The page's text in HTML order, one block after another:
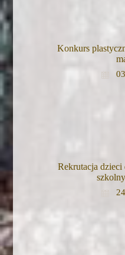
Konkurs
Rekrutacja dzieci